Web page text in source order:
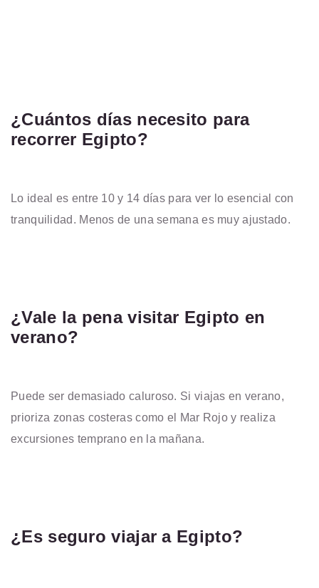
¿Cuántos días necesito para
recorrer Egipto?
Lo ideal es entre 10 y 14 días para ver lo esencial con
tranquilidad. Menos de una semana es muy ajustado.
¿Vale la pena visitar Egipto en
verano?
Puede ser demasiado caluroso. Si viajas en verano,
prioriza zonas costeras como el Mar Rojo y realiza
excursiones temprano en la mañana.
¿Es seguro viajar a Egipto?